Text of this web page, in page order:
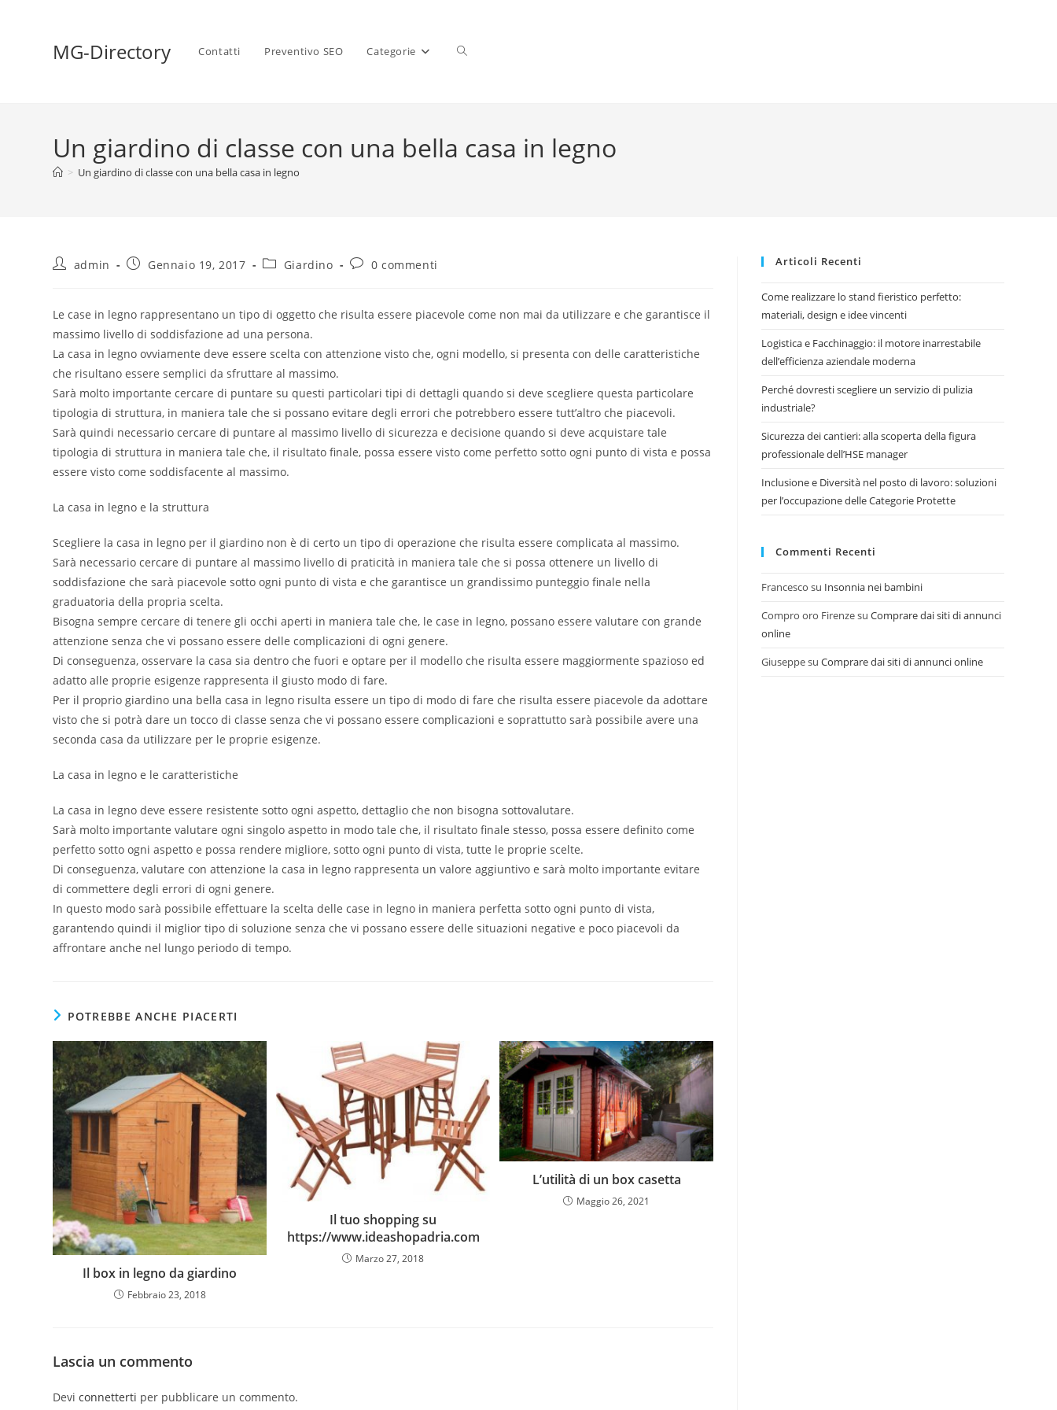
MG-Directory Contatti Preventivo SEO Categorie
Un giardino di classe con una bella casa in legno
> Un giardino di classe con una bella casa in legno
admin Gennaio 19, 2017 Giardino 0 commenti
Le case in legno rappresentano un tipo di oggetto che risulta essere piacevole come non mai da utilizzare e che garantisce il
massimo livello di soddisfazione ad una persona.
La casa in legno ovviamente deve essere scelta con attenzione visto che, ogni modello, si presenta con delle caratteristiche
che risultano essere semplici da sfruttare al massimo.
Sarà molto importante cercare di puntare su questi particolari tipi di dettagli quando si deve scegliere questa particolare
tipologia di struttura, in maniera tale che si possano evitare degli errori che potrebbero essere tutt’altro che piacevoli.
Sarà quindi necessario cercare di puntare al massimo livello di sicurezza e decisione quando si deve acquistare tale
tipologia di struttura in maniera tale che, il risultato finale, possa essere visto come perfetto sotto ogni punto di vista e possa
essere visto come soddisfacente al massimo.
La casa in legno e la struttura
Scegliere la casa in legno per il giardino non è di certo un tipo di operazione che risulta essere complicata al massimo.
Sarà necessario cercare di puntare al massimo livello di praticità in maniera tale che si possa ottenere un livello di
soddisfazione che sarà piacevole sotto ogni punto di vista e che garantisce un grandissimo punteggio finale nella
graduatoria della propria scelta.
Bisogna sempre cercare di tenere gli occhi aperti in maniera tale che, le case in legno, possano essere valutare con grande
attenzione senza che vi possano essere delle complicazioni di ogni genere.
Di conseguenza, osservare la casa sia dentro che fuori e optare per il modello che risulta essere maggiormente spazioso ed
adatto alle proprie esigenze rappresenta il giusto modo di fare.
Per il proprio giardino una bella casa in legno risulta essere un tipo di modo di fare che risulta essere piacevole da adottare
visto che si potrà dare un tocco di classe senza che vi possano essere complicazioni e soprattutto sarà possibile avere una
seconda casa da utilizzare per le proprie esigenze.
La casa in legno e le caratteristiche
La casa in legno deve essere resistente sotto ogni aspetto, dettaglio che non bisogna sottovalutare.
Sarà molto importante valutare ogni singolo aspetto in modo tale che, il risultato finale stesso, possa essere definito come
perfetto sotto ogni aspetto e possa rendere migliore, sotto ogni punto di vista, tutte le proprie scelte.
Di conseguenza, valutare con attenzione la casa in legno rappresenta un valore aggiuntivo e sarà molto importante evitare
di commettere degli errori di ogni genere.
In questo modo sarà possibile effettuare la scelta delle case in legno in maniera perfetta sotto ogni punto di vista,
garantendo quindi il miglior tipo di soluzione senza che vi possano essere delle situazioni negative e poco piacevoli da
affrontare anche nel lungo periodo di tempo.
POTREBBE ANCHE PIACERTI
Il box in legno da giardino
Febbraio 23, 2018
Il tuo shopping su
https://www.ideashopadria.com
Marzo 27, 2018
L’utilità di un box casetta
Maggio 26, 2021
Lascia un commento
Deviconnetterti per pubblicare un commento.
Articoli Recenti
Come realizzare lo stand fieristico perfetto:
materiali, design e idee vincenti
Logistica e Facchinaggio: il motore inarrestabile
dell’efficienza aziendale moderna
Perché dovresti scegliere un servizio di pulizia
industriale?
Sicurezza dei cantieri: alla scoperta della figura
professionale dell’HSE manager
Inclusione e Diversità nel posto di lavoro: soluzioni
per l’occupazione delle Categorie Protette
Commenti Recenti
Francesco su Insonnia nei bambini
Compro oro FirenzesuComprare dai siti di annunci
online
GiuseppesuComprare dai siti di annunci online